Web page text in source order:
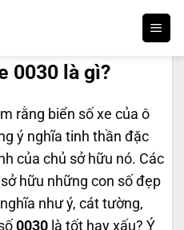
0030 là gì?
rằng biển số xe của ô
ý nghĩa tinh thần đặc
của chủ sở hữu nó. Các
hữu những con số đẹp
như ý, cát tường,
0030 là tốt hay xấu? Ý